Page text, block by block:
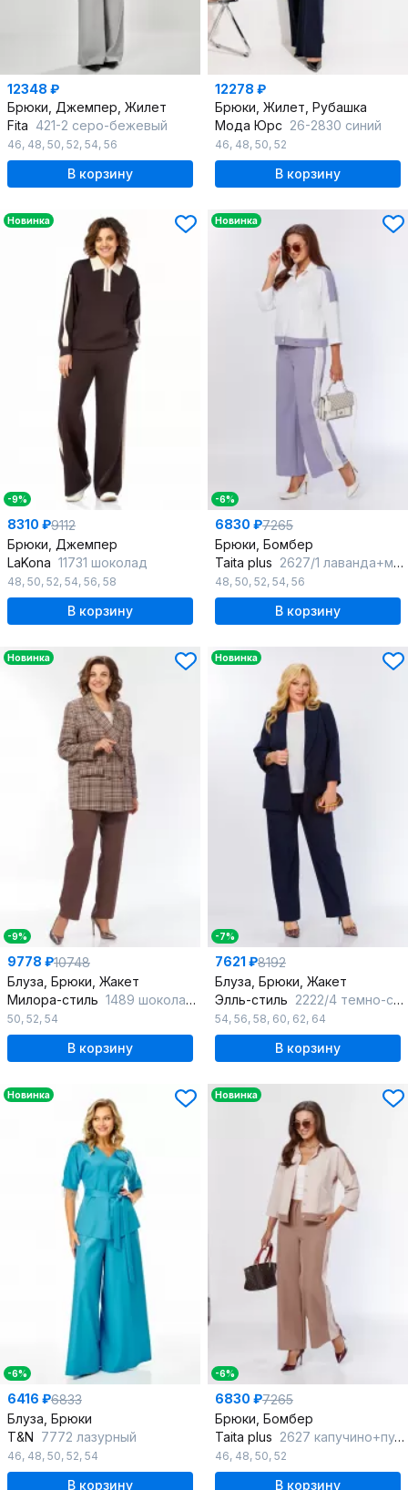
12348 ₽
Брюки, Джемпер, Жилет
Fita 421-2 серо-бежевый
46, 48, 50, 52, 54, 56
В корзину
12278 ₽
Брюки, Жилет, Рубашка
Мода Юрс 26-2830 синий
46, 48, 50, 52
В корзину
Новинка
-9%
8310 ₽9112
Брюки, Джемпер
LaKona 11731 шоколад
48, 50, 52, 54, 56, 58
В корзину
Новинка
-6%
6830 ₽7265
Брюки, Бомбер
Taita plus 2627/1 лаванда+молоко
48, 50, 52, 54, 56
В корзину
Новинка
-9%
9778 ₽10748
Блуза, Брюки, Жакет
Милора-стиль 1489 шоколад+клетка
50, 52, 54
В корзину
Новинка
-7%
7621 ₽8192
Блуза, Брюки, Жакет
Элль-стиль 2222/4 темно-синий
54, 56, 58, 60, 62, 64
В корзину
Новинка
-6%
6416 ₽6833
Блуза, Брюки
T&N 7772 лазурный
46, 48, 50, 52, 54
В корзину
Новинка
-6%
6830 ₽7265
Брюки, Бомбер
Taita plus 2627 капучино+пудра
46, 48, 50, 52
В корзину